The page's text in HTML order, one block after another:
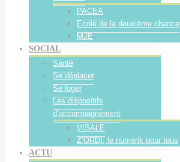
PACEA
Ecole de la deuxième chance
MJE
SOCIAL
Santé
Se déplacer
Se loger
Les dispositifs
d’accompagnement
VISALE
Z’ORDI, le numérik pour tous
ACTU